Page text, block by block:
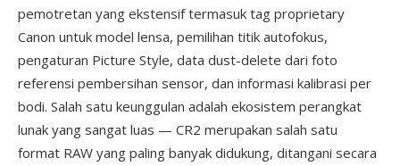
pemotretan yang ekstensif termasuk tag proprietary
Canon untuk model lensa, pemilihan titik autofokus,
pengaturan Picture Style, data dust-delete dari foto
referensi pembersihan sensor, dan informasi kalibrasi per
bodi. Salah satu keunggulan adalah ekosistem perangkat
lunak yang sangat luas — CR2 merupakan salah satu
format RAW yang paling banyak didukung, ditangani secara